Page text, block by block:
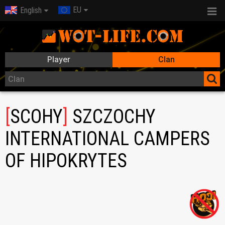
English EU
Player Clan
SCOHY SZCZOCHY
INTERNATIONAL CAMPERS
OF HIPOKRYTES